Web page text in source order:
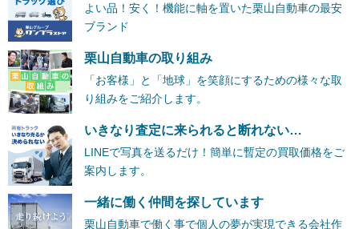
よい品！安く！機能に軸を置いた栗山自動車の最安
ブランド
栗山自動車の取り組み
「お客様」と「地球」を笑顔にするための様々な取
り組みをご紹介します。
いきなり査定に来られると断れない…
LINEで写真を送るだけ！簡単に暫定の買取価格をご
案内します。
一緒に働く仲間を探しています
栗山自動車で働く事で個人の夢が実現できる会社作